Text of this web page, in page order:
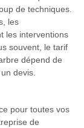
de techniques.
les
les interventions
souvent, le tarif
dépend de
devis.
pour toutes vos
de